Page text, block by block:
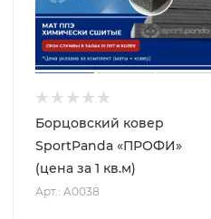
Борцовский ковер
SportPanda «ПРОФИ»
(цена за 1 кв.м)
Арт.: A0038